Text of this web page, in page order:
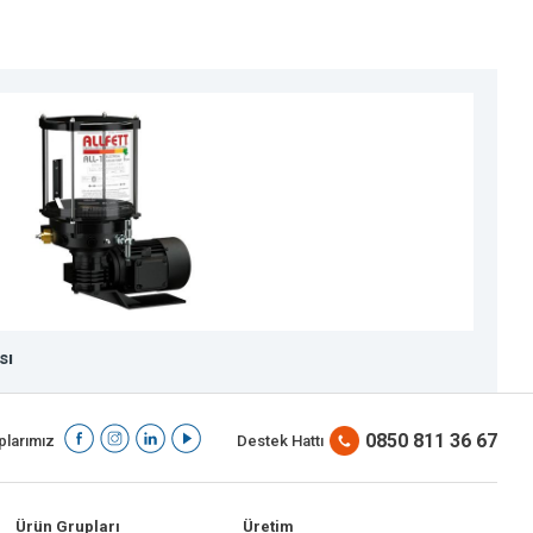
Destek Hattı 0850 811 36 67
Ürün Grupları Üretim